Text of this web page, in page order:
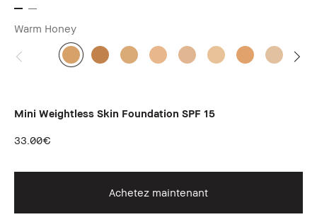
Warm Honey
Mini Weightless Skin Foundation SPF 15
33.00€
Achetez maintenant